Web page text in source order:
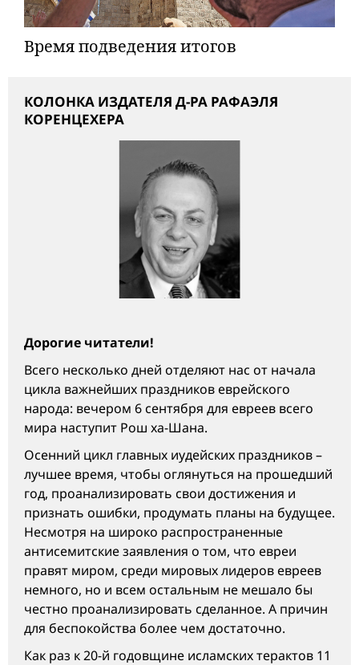
Время подведения итогов
КОЛОНКА ИЗДАТЕЛЯ Д-РА РАФАЭЛЯ
КОРЕНЦЕХЕРА
Дорогие читатели!
Всего несколько дней отделяют нас от начала
цикла важнейших праздников еврейского
народа: вечером 6 сентября для евреев всего
мира наступит Рош ха-Шана.
Осенний цикл главных иудейских праздников –
лучшее время, чтобы оглянуться на прошедший
год, проанализировать свои достижения и
признать ошибки, продумать планы на будущее.
Несмотря на широко распространенные
антисемитские заявления о том, что евреи
правят миром, среди мировых лидеров евреев
немного, но и всем остальным не мешало бы
честно проанализировать сделанное. А причин
для беспокойства более чем достаточно.
Как раз к 20-й годовщине исламских терактов 11